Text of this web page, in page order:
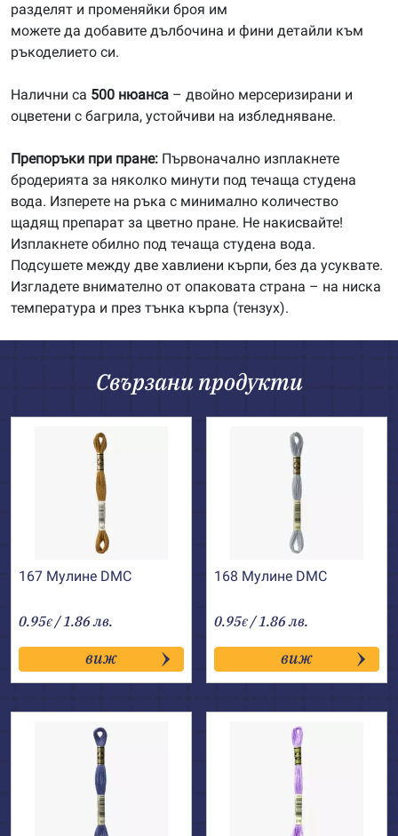
разделят и променяйки броя им
можете да добавите дълбочина и фини детайли към
ръкоделието си.
Налични са 500 нюанса – двойно мерсеризирани и
оцветени с багрила, устойчиви на избледняване.
Препоръки при пране: Първоначално изплакнете
бродерията за няколко минути под течаща студена
вода. Изперете на ръка с минимално количество
щадящ препарат за цветно пране. Не накисвайте!
Изплакнете обилно под течаща студена вода.
Подсушете между две хавлиени кърпи, без да усуквате.
Изгладете внимателно от опаковата страна – на ниска
температура и през тънка кърпа (тензух).
Свързани продукти
167 Мулине DMC
0.95€ / 1.86 лв.
виж
168 Мулине DMC
0.95€ / 1.86 лв.
виж